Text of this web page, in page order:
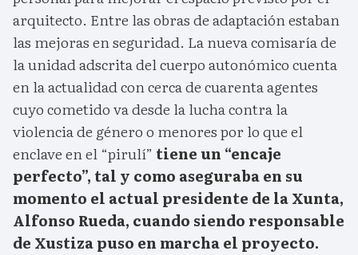
arquitecto. Entre las obras de adaptación estaban
las mejoras en seguridad. La nueva comisaría de
la unidad adscrita del cuerpo autonómico cuenta
en la actualidad con cerca de cuarenta agentes
cuyo cometido va desde la lucha contra la
violencia de género o menores por lo que el
enclave en el “pirulí” tiene un “encaje
perfecto”, tal y como aseguraba en su
momento el actual presidente de la Xunta,
Alfonso Rueda, cuando siendo responsable
de Xustiza puso en marcha el proyecto.